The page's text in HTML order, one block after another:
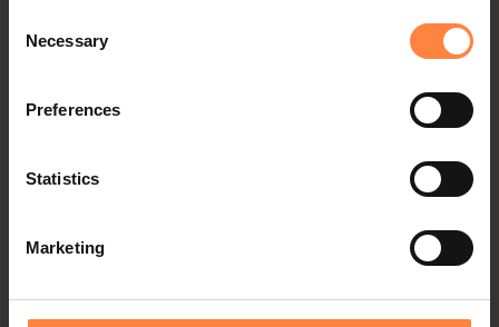
Selection
Necessary
Preferences
Statistics
Marketing